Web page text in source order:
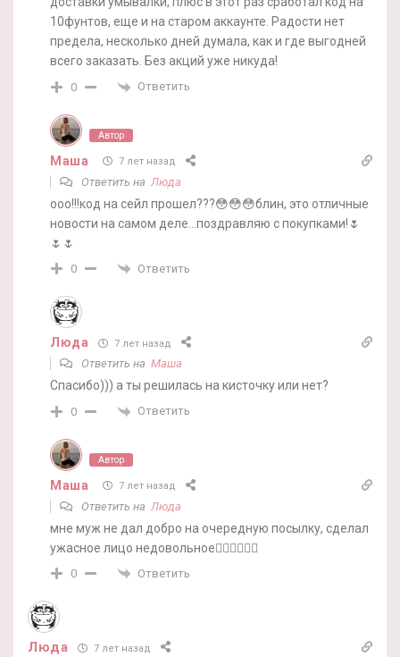
10фунтов, еще и на старом аккаунте. Радости нет
предела, несколько дней думала, как и где выгодней
всего заказать. Без акций уже никуда!
0 Ответить
Автор
Маша 7 лет назад
Ответить на Люда
ооо!!!код на сейл прошел???😳😳😳блин, это отличные
новости на самом деле…поздравляю с покупками!🌷
🌷🌷
0 Ответить
Люда 7 лет назад
Ответить на Маша
Спасибо))) а ты решилась на кисточку или нет?
0 Ответить
Автор
Маша 7 лет назад
Ответить на Люда
мне муж не дал добро на очередную посылку, сделал
ужасное лицо недовольное🤦‍♀️🤦‍♀️🤦‍♀️
0 Ответить
Люда 7 лет назад